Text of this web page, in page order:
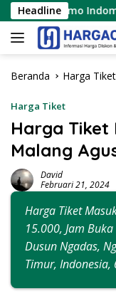
Langsung
ke
konten
Headline
Indomaret Paling
Beranda Harga Tiket
Harga Tiket
Harga Tiket
Malang
David
Februari 21, 2024
Harga Tiket
15.000, Jam
Dusun Ngadas,
Timur, Indonesia,